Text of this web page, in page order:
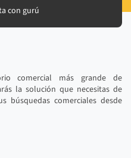
con gurú
comercial más grande de
la solución que necesitas de
búsquedas comerciales desde